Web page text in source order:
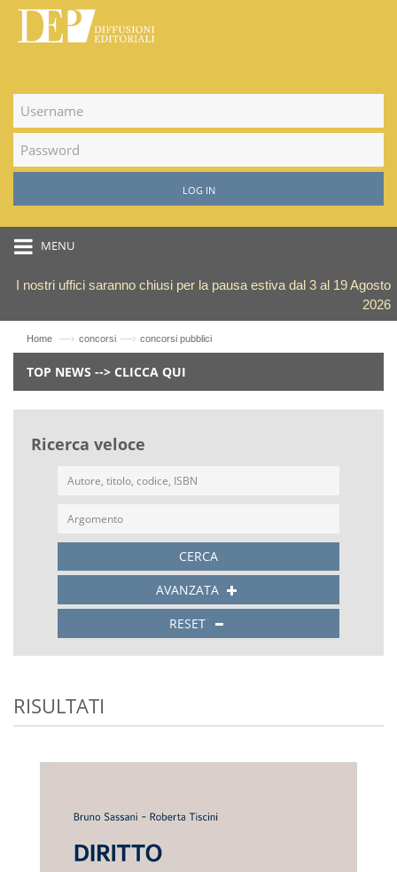
LOG IN
MENU
I nostri uffici saranno chiusi per la pausa estiva dal 3 al 19 Agosto
2026
Home —› concorsi —› concorsi pubblici
TOP NEWS --> CLICCA QUI
Ricerca veloce
CERCA
AVANZATA
RESET
RISULTATI